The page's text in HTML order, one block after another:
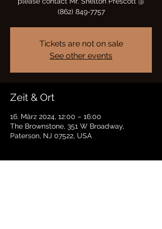
(862) 849-7757
Tickets are not on sale
See other events
Zeit & Ort
16. März 2024, 12:00 – 16:00
The Brownstone, 351 W Broadway,
Paterson, NJ 07522, USA